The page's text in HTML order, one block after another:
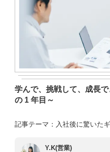
学んで、挑戦して、成長
の 1 年目～
記事テーマ：入社後に驚いた
Y.K(営業)